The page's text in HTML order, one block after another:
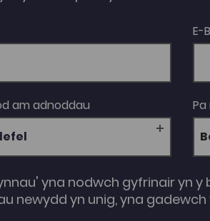
E-
am adnoddau
yna nodwch gyfrinair yn y
yn unig, yna gadewch